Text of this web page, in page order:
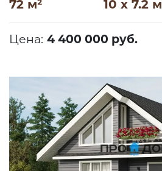
72 м² 10 x 7.2 м
Цена: 4 400 000 руб.